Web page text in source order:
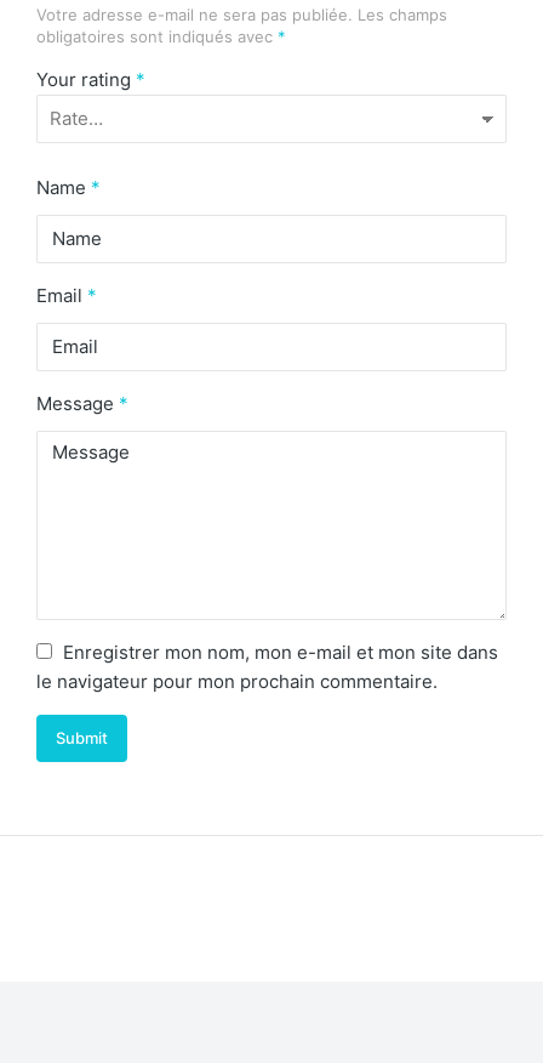
Votre adresse e-mail ne sera pas publiée. Les champs
obligatoires sont indiqués avec *
Your rating *
Name *
Email *
Message *
Enregistrer mon nom, mon e-mail et mon site dans
le navigateur pour mon prochain commentaire.
Submit